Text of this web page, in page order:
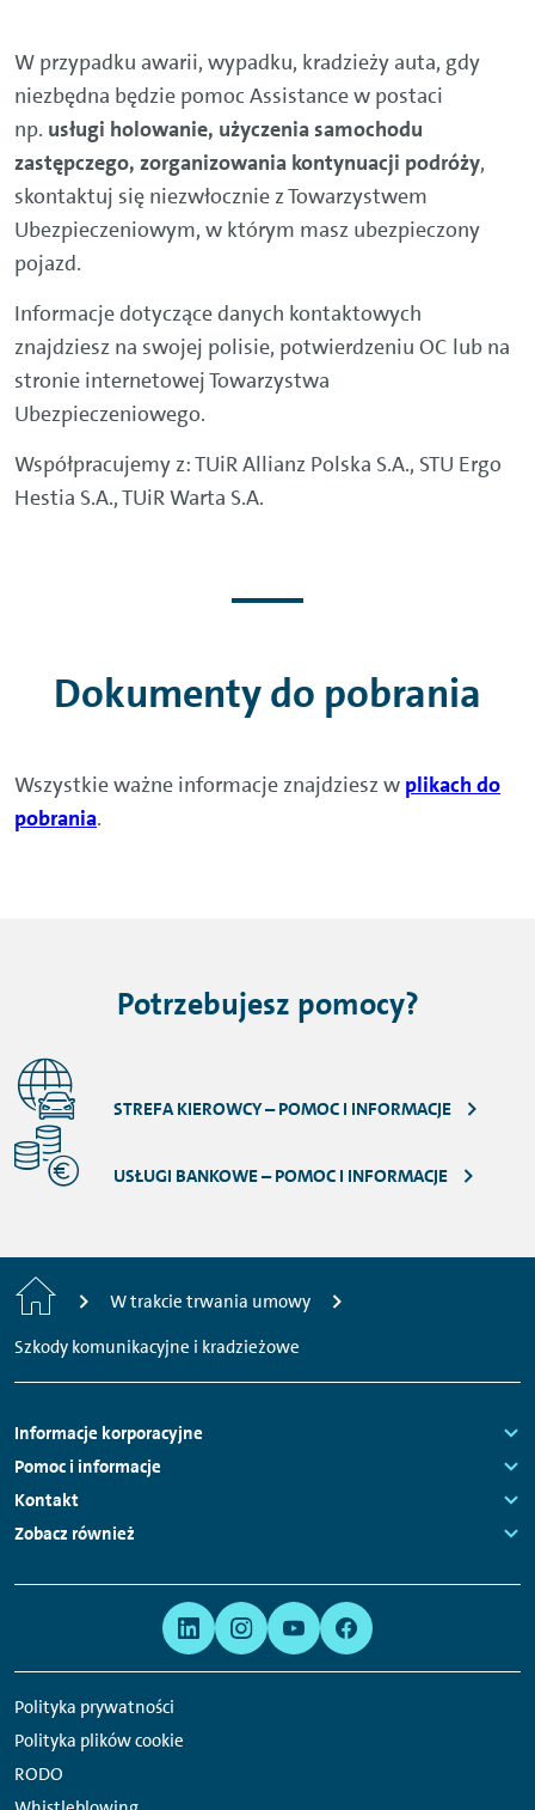
W przypadku awarii, wypadku, kradzieży auta, gdy
niezbędna będzie pomoc Assistance w postaci
np. usługi holowanie, użyczenia samochodu
zastępczego, zorganizowania kontynuacji podróży,
skontaktuj się niezwłocznie z Towarzystwem
Ubezpieczeniowym, w którym masz ubezpieczony
pojazd.
Informacje dotyczące danych kontaktowych
znajdziesz na swojej polisie, potwierdzeniu OC lub na
stronie internetowej Towarzystwa
Ubezpieczeniowego.
Współpracujemy z: TUiR Allianz Polska S.A., STU Ergo
Hestia S.A., TUiR Warta S.A.
Dokumenty do pobrania
Wszystkie ważne informacje znajdziesz w plikach do
pobrania.
Potrzebujesz pomocy?
STREFA KIEROWCY – POMOC I INFORMACJE
USŁUGI BANKOWE – POMOC I INFORMACJE
Strona W trakcie trwania umowy
Szkody komunikacyjne i kradzieżowe
Nawigacja
stopki
Informacje korporacyjne
Links:
Pomoc i informacje
Links:
Kontakt
Links:
Zobacz również
Polityka prywatności
Polityka plików cookie
RODO
serwisów
społecznościowych